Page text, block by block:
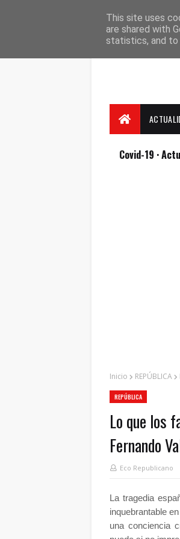
Covid-19 ·
Inicio REPÚBLICA
REPÚBLICA
Lo que los
Fernando
Eco Republicano
Latragedia
inquebrantable
una conciencia
This site uses
are shared with
statistics, and to